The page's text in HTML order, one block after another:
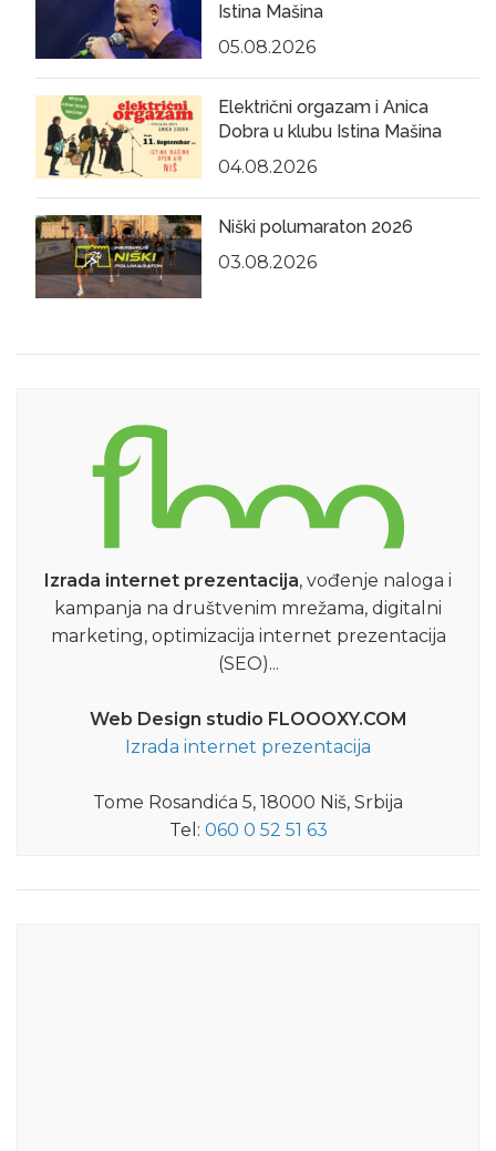
Istina Mašina
05.08.2026
Električni orgazam i Anica
Dobra u klubu Istina Mašina
04.08.2026
Niški polumaraton 2026
03.08.2026
Izrada internet prezentacija, vođenje naloga i
kampanja na društvenim mrežama, digitalni
marketing, optimizacija internet prezentacija
(SEO)...
Web Design studio FLOOOXY.COM
Izrada internet prezentacija
Tome Rosandića 5, 18000 Niš, Srbija
Tel: 060 0 52 51 63